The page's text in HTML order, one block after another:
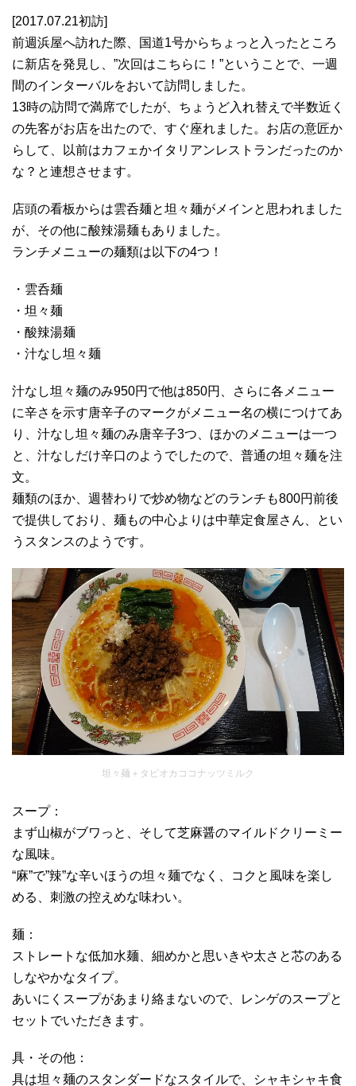
[2017.07.21初訪]
前週浜屋へ訪れた際、国道1号からちょっと入ったところ
に新店を発見し、”次回はこちらに！”ということで、一週
間のインターバルをおいて訪問しました。
13時の訪問で満席でしたが、ちょうど入れ替えで半数近く
の先客がお店を出たので、すぐ座れました。お店の意匠か
らして、以前はカフェかイタリアンレストランだったのか
な？と連想させます。
店頭の看板からは雲呑麺と坦々麺がメインと思われました
が、その他に酸辣湯麺もありました。
ランチメニューの麺類は以下の4つ！
・雲呑麺
・坦々麺
・酸辣湯麺
・汁なし坦々麺
汁なし坦々麺のみ950円で他は850円、さらに各メニュー
に辛さを示す唐辛子のマークがメニュー名の横につけてあ
り、汁なし坦々麺のみ唐辛子3つ、ほかのメニューは一つ
と、汁なしだけ辛口のようでしたので、普通の坦々麺を注
文。
麺類のほか、週替わりで炒め物などのランチも800円前後
で提供しており、麺もの中心よりは中華定食屋さん、とい
うスタンスのようです。
坦々麺＋タピオカココナッツミルク
スープ：
まず山椒がブワっと、そして芝麻醤のマイルドクリーミー
な風味。
“麻”で”辣”な辛いほうの坦々麺でなく、コクと風味を楽し
める、刺激の控えめな味わい。
麺：
ストレートな低加水麺、細めかと思いきや太さと芯のある
しなやかなタイプ。
あいにくスープがあまり絡まないので、レンゲのスープと
セットでいただきます。
具・その他：
具は坦々麺のスタンダードなスタイルで、シャキシャキ食